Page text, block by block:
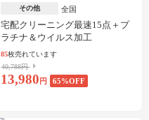
その他 全国
宅配クリーニング最速15点＋プ
ラチナ＆ウイルス加工
85枚売れています
40,788円
13,980 円 65%OFF